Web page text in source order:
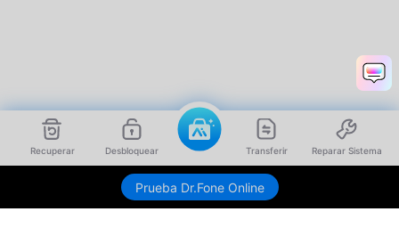
Recuperar Desbloquear Transferir Reparar Sistema
Prueba Dr.Fone Online